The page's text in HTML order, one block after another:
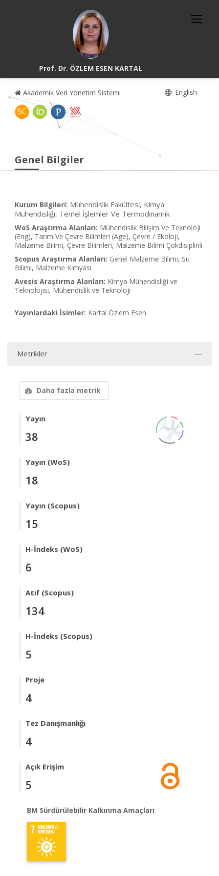
Prof. Dr. ÖZLEM ESEN KARTAL
Akademik Veri Yönetim Sistemi English
Genel Bilgiler
Kurum Bilgileri: Mühendislik Fakültesi, Kimya
Mühendisliği, Temel İşlemler Ve Termodinamik
WoS Araştırma Alanları: Mühendislik Bilişim Ve Teknoloji
(Eng), Tarım Ve Çevre Bilimleri (Age), Çevre / Ekoloji,
Malzeme Bilimi, Çevre Bilimleri, Malzeme Bilimi Çokdisiplinli
Scopus Araştırma Alanları: Genel Malzeme Bilimi, Su
Bilimi, Malzeme Kimyası
Avesis Araştırma Alanları: Kimya Mühendisliği ve
Teknolojisi, Mühendislik ve Teknoloji
Yayınlardaki İsimler: Kartal Özlem Esen
Metrikler
Daha fazla metrik
Yayın
38
Yayın (WoS)
18
Yayın (Scopus)
15
H-İndeks (WoS)
6
Atıf (Scopus)
134
H-İndeks (Scopus)
5
Proje
4
Tez Danışmanlığı
4
Açık Erişim
5
BM Sürdürülebilir Kalkınma Amaçları